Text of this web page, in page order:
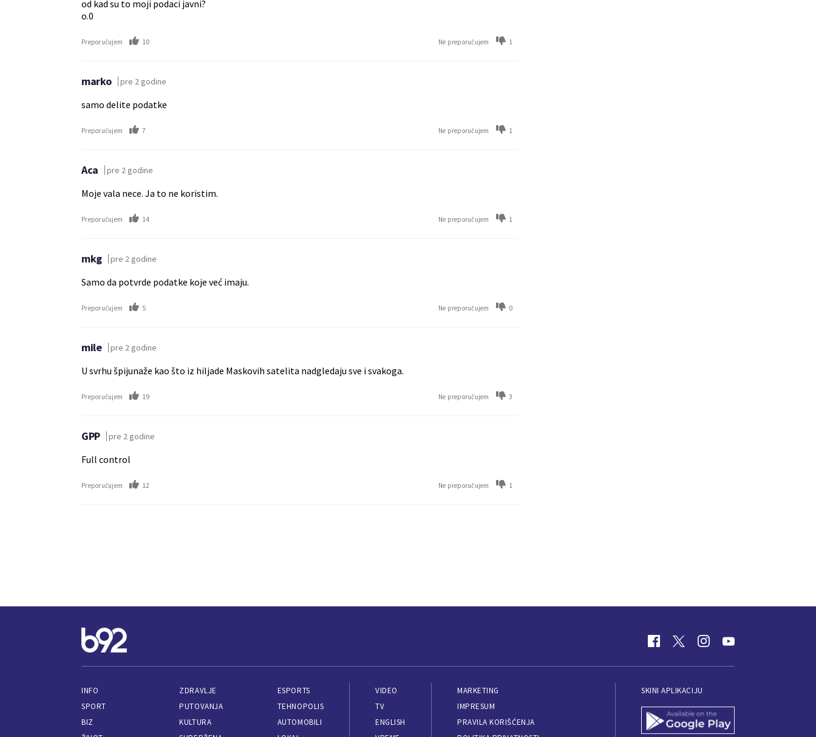
od kad su to moji podaci javni?
o.0
Preporučujem 10 Ne preporučujem 1
marko pre 2 godine
samo delite podatke
Preporučujem 7 Ne preporučujem 1
Aca pre 2 godine
Moje vala nece. Ja to ne koristim.
Preporučujem 14 Ne preporučujem 1
mkg pre 2 godine
Samo da potvrde podatke koje već imaju.
Preporučujem 5 Ne preporučujem 0
mile pre 2 godine
U svrhu špijunaže kao što iz hiljade Maskovih satelita nadgledaju sve i svakoga.
Preporučujem 19 Ne preporučujem 3
GPP pre 2 godine
Full control
Preporučujem 12 Ne preporučujem 1
INFO
SPORT
BIZ
ZDRAVLJE
PUTOVANJA
KULTURA
ESPORTS
TEHNOPOLIS
AUTOMOBILI
VIDEO
TV
ENGLISH
MARKETING
IMPRESUM
PRAVILA KORIŠĆENJA
SKINI APLIKACIJU